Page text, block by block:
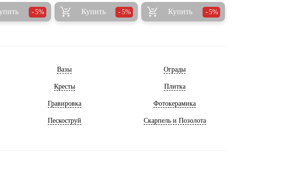
5% Купить 5% Купить 5%
Вазы Ограды
Кресты Плитка
Гравировка Фотокерамика
Пескоструй Скарпель и Позолота